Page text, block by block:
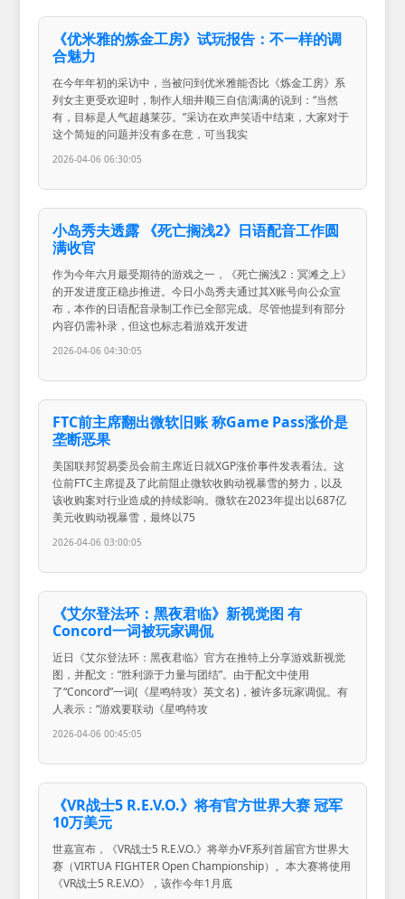
《优米雅的炼金工房》试玩报告：不一样的调
合魅力
在今年年初的采访中，当被问到优米雅能否比《炼金工房》系
列女主更受欢迎时，制作人细井顺三自信满满的说到：“当然
有，目标是人气超越莱莎。”采访在欢声笑语中结束，大家对于
这个简短的问题并没有多在意，可当我实
2026-04-06 06:30:05
小岛秀夫透露 《死亡搁浅2》日语配音工作圆
满收官
作为今年六月最受期待的游戏之一，《死亡搁浅2：冥滩之上》
的开发进度正稳步推进。今日小岛秀夫通过其X账号向公众宣
布，本作的日语配音录制工作已全部完成。尽管他提到有部分
内容仍需补录，但这也标志着游戏开发进
2026-04-06 04:30:05
FTC前主席翻出微软旧账 称Game Pass涨价是
垄断恶果
美国联邦贸易委员会前主席近日就XGP涨价事件发表看法。这
位前FTC主席提及了此前阻止微软收购动视暴雪的努力，以及
该收购案对行业造成的持续影响。微软在2023年提出以687亿
美元收购动视暴雪，最终以75
2026-04-06 03:00:05
《艾尔登法环：黑夜君临》新视觉图 有
Concord一词被玩家调侃
近日《艾尔登法环：黑夜君临》官方在推特上分享游戏新视觉
图，并配文：“胜利源于力量与团结”。由于配文中使用
了“Concord”一词(《星鸣特攻》英文名)，被许多玩家调侃。有
人表示：“游戏要联动《星鸣特攻
2026-04-06 00:45:05
《VR战士5 R.E.V.O.》将有官方世界大赛 冠军
10万美元
世嘉宣布，《VR战士5 R.E.V.O.》将举办VF系列首届官方世界大
赛（VIRTUA FIGHTER Open Championship）。本大赛将使用
《VR战士5 R.E.V.O》，该作今年1月底